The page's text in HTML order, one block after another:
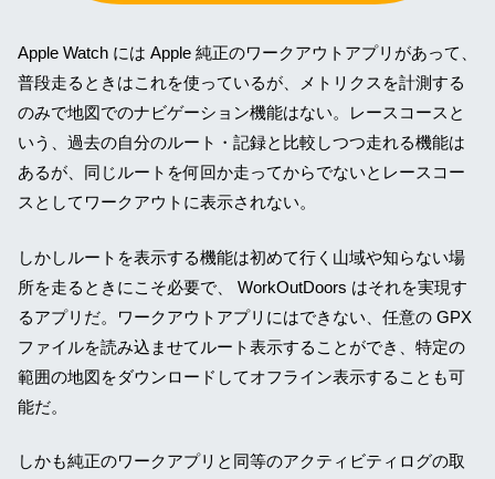
Apple Watch には Apple 純正のワークアウトアプリがあって、
普段走るときはこれを使っているが、メトリクスを計測する
のみで地図でのナビゲーション機能はない。レースコースと
いう、過去の自分のルート・記録と比較しつつ走れる機能は
あるが、同じルートを何回か走ってからでないとレースコー
スとしてワークアウトに表示されない。
しかしルートを表示する機能は初めて行く山域や知らない場
所を走るときにこそ必要で、 WorkOutDoors はそれを実現す
るアプリだ。ワークアウトアプリにはできない、任意の GPX
ファイルを読み込ませてルート表示することができ、特定の
範囲の地図をダウンロードしてオフライン表示することも可
能だ。
しかも純正のワークアプリと同等のアクティビティログの取